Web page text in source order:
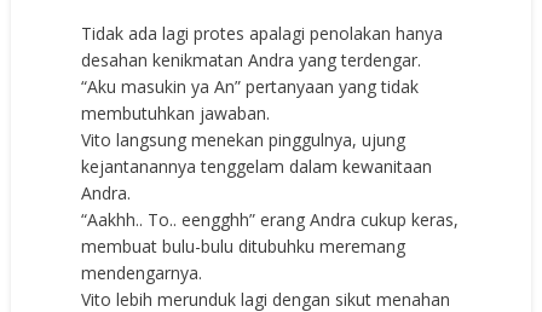
Tidak ada lagi protes apalagi penolakan hanya
desahan kenikmatan Andra yang terdengar.
“Aku masukin ya An” pertanyaan yang tidak
membutuhkan jawaban.
Vito langsung menekan pinggulnya, ujung
kejantanannya tenggelam dalam kewanitaan
Andra.
“Aakhh.. To.. eengghh” erang Andra cukup keras,
membuat bulu-bulu ditubuhku meremang
mendengarnya.
Vito lebih merunduk lagi dengan sikut menahan